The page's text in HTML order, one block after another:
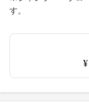
す。